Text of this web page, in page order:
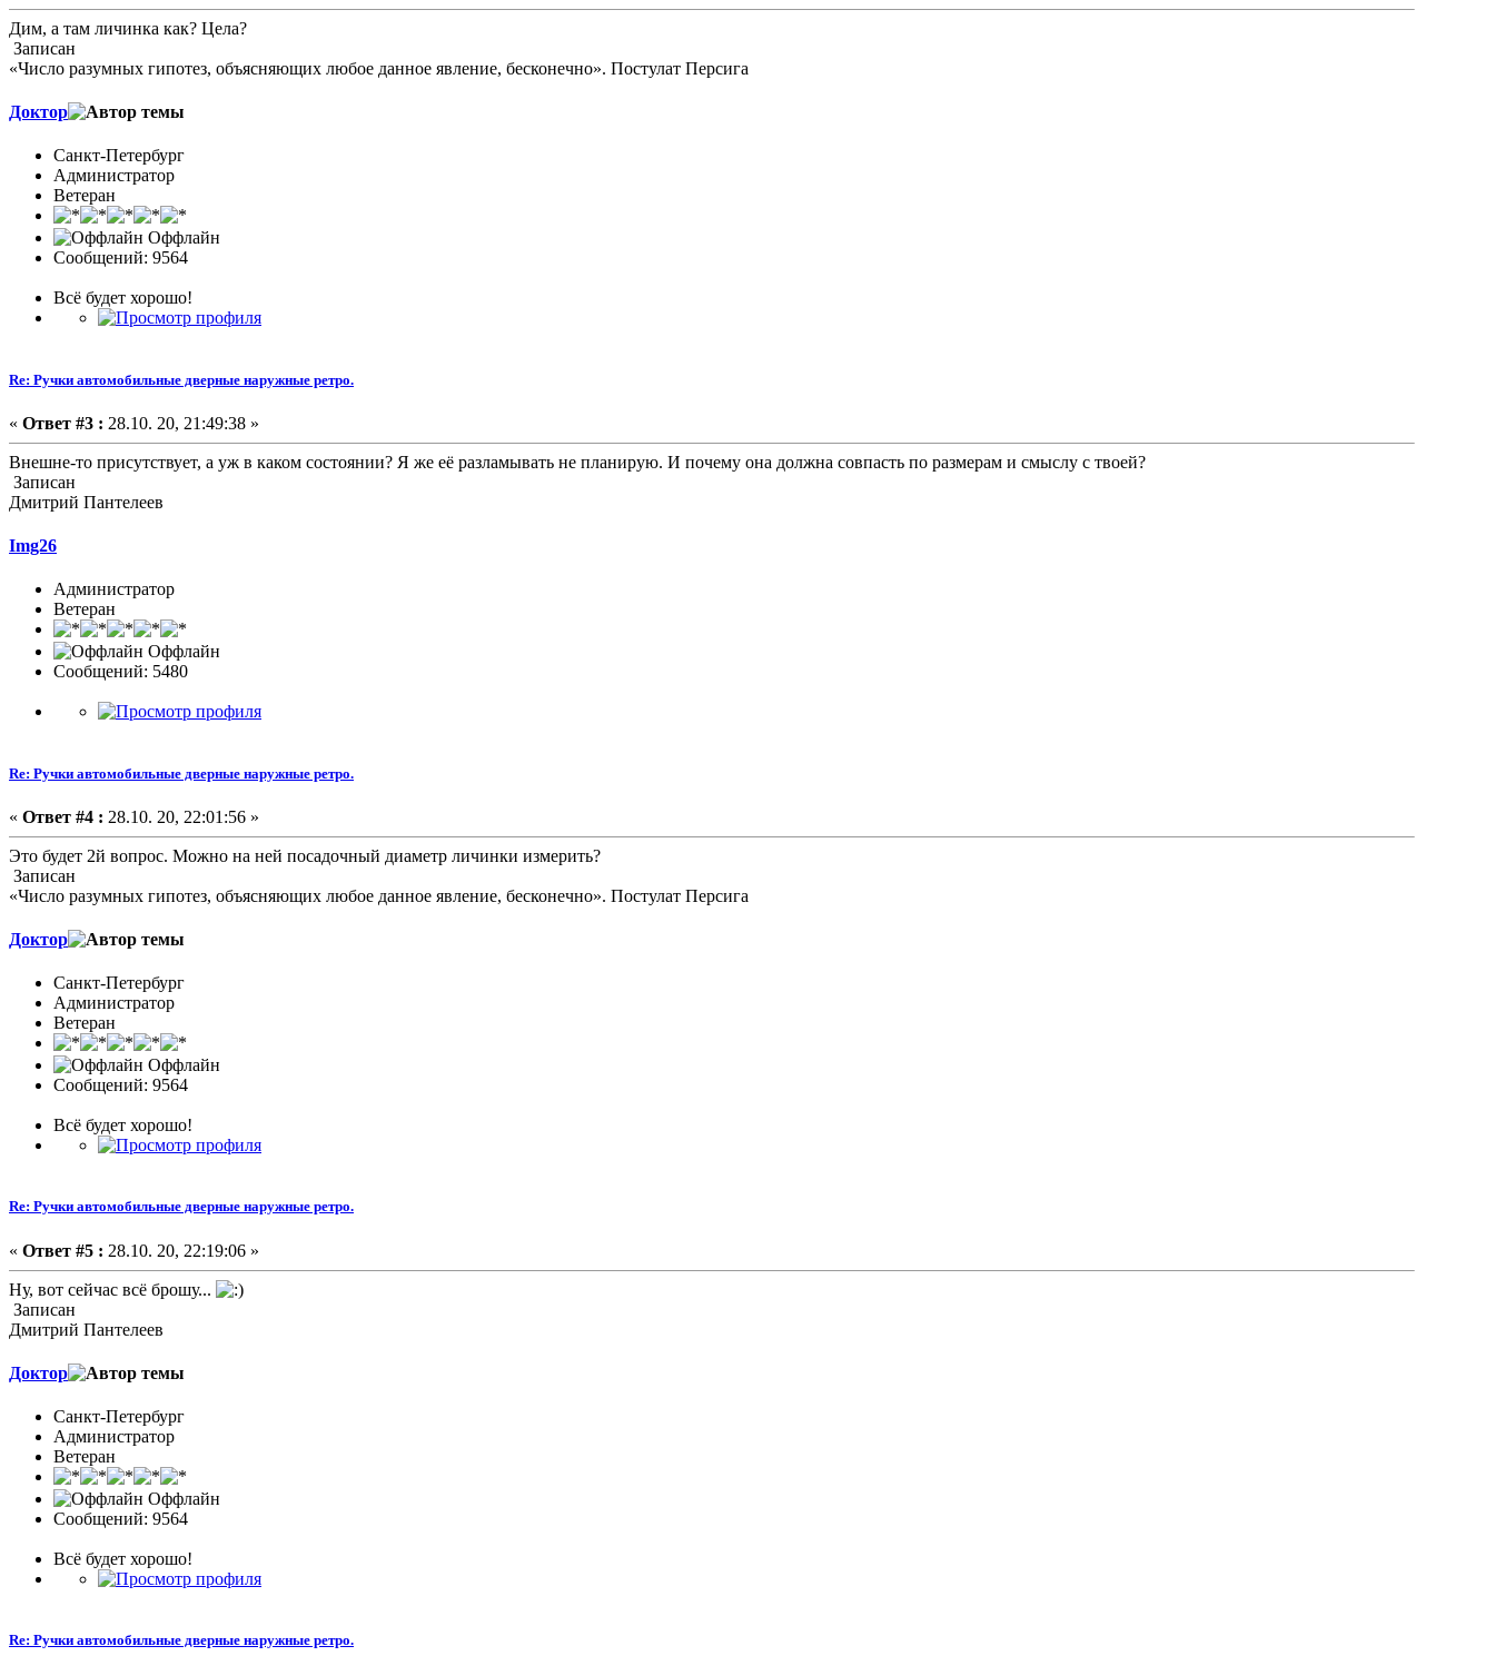
Дим, а там личинка как? Цела?
Записан
«Число разумных гипотез, объясняющих любое данное явление, бесконечно». Постулат Персига
Доктор
Санкт-Петербург
Администратор
Ветеран
Оффлайн
Сообщений: 9564
Всё будет хорошо!
Re: Ручки автомобильные дверные наружные ретро.
« Ответ #3 : 28.10. 20, 21:49:38 »
Внешне-то присутствует, а уж в каком состоянии? Я же её разламывать не планирую. И почему она должна совпасть по размерам и смыслу с твоей?
Записан
Дмитрий Пантелеев
Img26
Администратор
Ветеран
Оффлайн
Сообщений: 5480
Re: Ручки автомобильные дверные наружные ретро.
« Ответ #4 : 28.10. 20, 22:01:56 »
Это будет 2й вопрос. Можно на ней посадочный диаметр личинки измерить?
Записан
«Число разумных гипотез, объясняющих любое данное явление, бесконечно». Постулат Персига
Доктор
Санкт-Петербург
Администратор
Ветеран
Оффлайн
Сообщений: 9564
Всё будет хорошо!
Re: Ручки автомобильные дверные наружные ретро.
« Ответ #5 : 28.10. 20, 22:19:06 »
Ну, вот сейчас всё брошу...
Записан
Дмитрий Пантелеев
Доктор
Санкт-Петербург
Администратор
Ветеран
Оффлайн
Сообщений: 9564
Всё будет хорошо!
Re: Ручки автомобильные дверные наружные ретро.